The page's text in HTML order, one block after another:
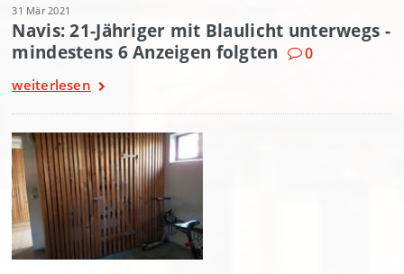
31 Mär 2021
Navis: 21-Jähriger mit Blaulicht unterwegs -
mindestens 6 Anzeigen folgten
0
weiterlesen